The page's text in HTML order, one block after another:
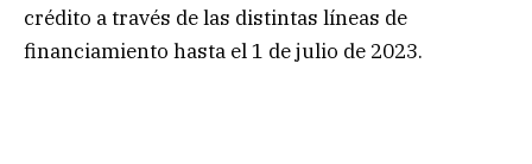
crédito a través de las distintas líneas de
financiamiento hasta el 1 de julio de 2023.